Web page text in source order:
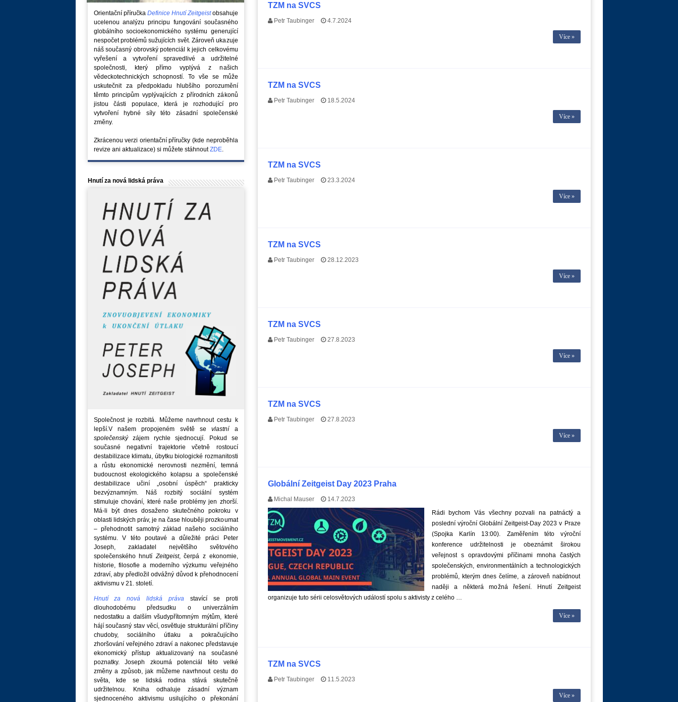
TZM na SVCS
Petr Taubinger 4.7.2024
Více »
TZM na SVCS
Petr Taubinger 18.5.2024
Více »
TZM na SVCS
Petr Taubinger 23.3.2024
Více »
TZM na SVCS
Petr Taubinger 28.12.2023
Více »
TZM na SVCS
Petr Taubinger 27.8.2023
Více »
TZM na SVCS
Petr Taubinger 27.8.2023
Více »
Globální Zeitgeist Day 2023 Praha
Michal Mauser
14.7.2023
Rádi bychom Vás všechny pozvali na patnáctý a
poslední výroční Globální Zeitgeist-Day 2023 v Praze
(Spojka Karlín 13:00). Zaměřením této výroční
konference udržitelnosti je obeznámit širokou
veřejnost s opravdovými příčinami mnoha častých
společenských, environmentálních a technologických
problémů, kterým dnes čelíme, a zároveň nabídnout
naději a některá možná řešení. Hnutí Zeitgeist
organizuje tuto sérii celosvětových událostí spolu s aktivisty z celého …
Více »
TZM na SVCS
Petr Taubinger 11.5.2023
Více »
Orientační příručka Definice Hnutí Zeitgeistobsahuje
ucelenou analýzu principu fungování současného
globálního socioekonomického systému generující
nespočet problémů sužujících svět. Zároveň ukazuje
náš současný obrovský potenciál k jejich celkovému
vyřešení a vytvoření spravedlivé a udržitelné
společnosti, který přímo vyplývá z našich
vědeckotechnických schopností. To vše se může
uskutečnit za předpokladu hlubšího porozumění
těmto principům vyplývajících z přírodních zákonů
jistou části populace, která je rozhodující pro
vytvoření hybné síly této zásadní společenské
změny.
Zkrácenou verzi orientační příručky (kde neproběhla
revize ani aktualizace) si můžete stáhnoutZDE.
Hnutí za nová lidská práva
Společnost je rozbitá. Můžeme navrhnout cestu k
lepší.V našem propojeném světě sevlastnía
společenskýzájem rychle sjednocují. Pokud se
současné negativní trajektorie včetně rostoucí
destabilizace klimatu, úbytku biologické rozmanitosti
a růstu ekonomické nerovnosti nezmění, temná
budoucnost ekologického kolapsu a společenské
destabilizace učiní „osobní úspěch“ prakticky
bezvýznamným. Náš rozbitý sociální systém
stimuluje chování, které naše problémy jen zhorší.
Má-li být dnes dosaženo skutečného pokroku v
oblasti lidských práv, je na čase hlouběji prozkoumat
– přehodnotit samotný základ našeho sociálního
systému. V této poutavé a důležité práci Peter
Joseph, zakladatel největšího světového
společenského hnutí Zeitgeist, čerpá z ekonomie,
historie, filosofie a moderního výzkumu veřejného
zdraví, aby předložil odvážný důvod k přehodnocení
aktivismu v 21. století.
Hnutí za nová lidská práva stavící se proti
dlouhodobému předsudku o univerzálním
nedostatku a dalším všudypřítomným mýtům, které
hájí současný stav věcí, osvětluje strukturální příčiny
chudoby, sociálního útlaku a pokračujícího
zhoršování veřejného zdraví a nakonec představuje
ekonomický přístup aktualizovaný na současné
poznatky. Joseph zkoumá potenciál této velké
změny a způsob, jak můžeme navrhnout cestu do
světa, kde se lidská rodina stává skutečně
udržitelnou. Kniha odhaluje zásadní význam
sjednoceného aktivismu usilujícího o překonání